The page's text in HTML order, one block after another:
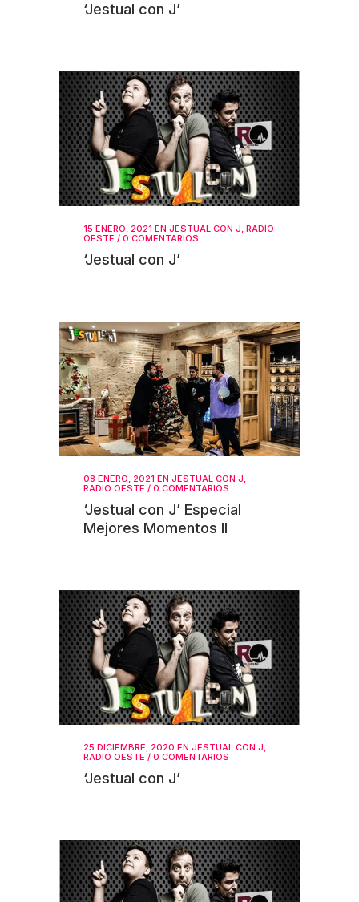
‘Jestual con J’
15 ENERO, 2021 EN JESTUAL CON J, RADIO
OESTE / 0 COMENTARIOS
‘Jestual con J’
08 ENERO, 2021 EN JESTUAL CON J,
RADIO OESTE / 0 COMENTARIOS
‘Jestual con J’ Especial
Mejores Momentos II
25 DICIEMBRE, 2020 EN JESTUAL CON J,
RADIO OESTE / 0 COMENTARIOS
‘Jestual con J’